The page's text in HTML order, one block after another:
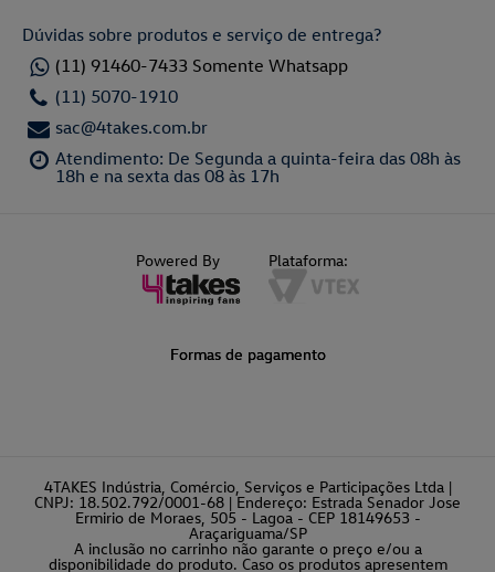
Dúvidas sobre produtos e serviço de entrega?
(11) 91460-7433 Somente Whatsapp
(11) 5070-1910
sac@4takes.com.br
Atendimento: De Segunda a quinta-feira das 08h às
18h e na sexta das 08 às 17h
Powered By Plataforma:
Formas de pagamento
4TAKES Indústria, Comércio, Serviços e Participações Ltda |
CNPJ: 18.502.792/0001-68 | Endereço: Estrada Senador Jose
Ermirio de Moraes, 505 - Lagoa - CEP 18149653 -
Araçariguama/SP
A inclusão no carrinho não garante o preço e/ou a
disponibilidade do produto. Caso os produtos apresentem